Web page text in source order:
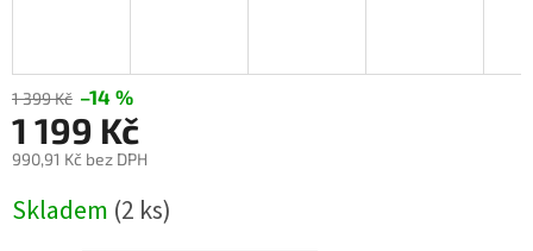
1 399 Kč –14 %
1 199 Kč
990,91 Kč bez DPH
cena:
Skladem (2 ks)